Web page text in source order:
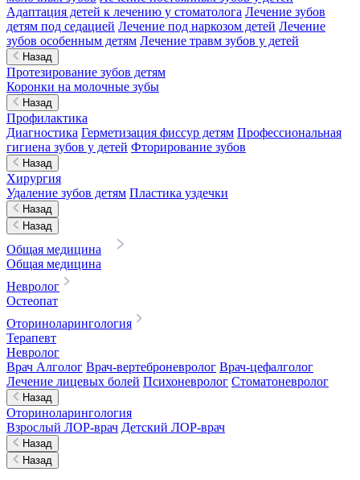
Адаптация детей к лечению у стоматолога Лечение зубов
детям под седацией Лечение под наркозом детей Лечение
зубов особенным детям Лечение травм зубов у детей
Назад
Протезирование зубов детям
Коронки на молочные зубы
Назад
Профилактика
Диагностика Герметизация фиссур детям Профессиональная
гигиена зубов у детей Фторирование зубов
Назад
Хирургия
Удаление зубов детям Пластика уздечки
Назад
Назад
Общая медицина
Общая медицина
Невролог
Остеопат
Оториноларингология
Терапевт
Невролог
Врач Алголог Врач-вертеброневролог Врач-цефалголог
Лечение лицевых болей Психоневролог Стоматоневролог
Назад
Оториноларингология
Взрослый ЛОР-врач Детский ЛОР-врач
Назад
Назад